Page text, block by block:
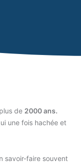
de 2000 ans.
une fois hachée et
savoir-faire souvent